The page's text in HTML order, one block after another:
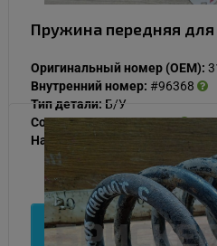
Пружина передняя для
Оригинальный номер (OEM):
Внутренний номер: #96368
Тип детали: Б/У
Состояние:Нормальное
Наличие:
1